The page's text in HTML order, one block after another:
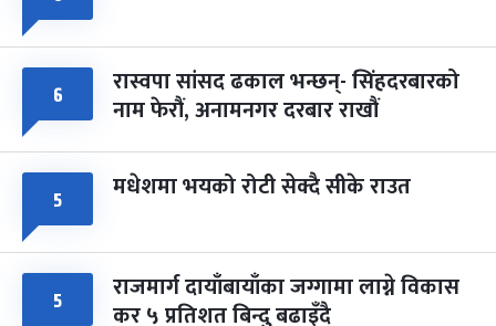
६ रास्वपा सांसद ढकाल भन्छन्- सिंहदरबारको
नाम फेरौं, अनामनगर दरबार राखौं
५ मधेशमा भयको रोटी सेक्दै सीके राउत
५ राजमार्ग दायाँबायाँका जग्गामा लाग्ने विकास
कर ५ प्रतिशत बिन्दु बढाइँदै